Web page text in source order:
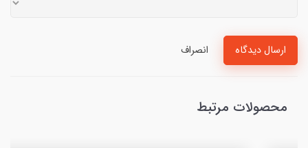
ارسال دیدگاه انصراف
محصولات مرتبط